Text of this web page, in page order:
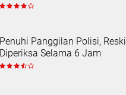
Penuhi Panggilan Polisi, Reski
Diperiksa Selama 6 Jam